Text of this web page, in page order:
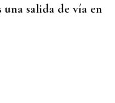
salida de vía en